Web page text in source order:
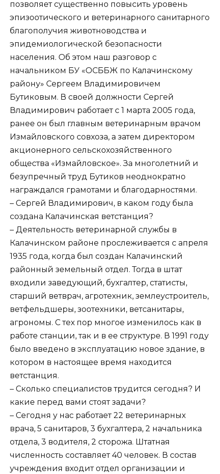
позволяет существенно повысить уровень
эпизоотического и ветеринарного санитарного
благополучия животноводства и
эпидемиологической безопасности
населения. Об этом наш разговор с
начальником БУ «ОСББЖ по Калачинскому
району» Сергеем Владимировичем
Бутиковым. В своей должности Сергей
Владимирович работает с 1 марта 2005 года,
ранее он был главным ветеринарным врачом
Измайловского совхоза, а затем директором
акционерного сельскохозяйственного
общества «Измайловское». За многолетний и
безупречный труд Бутиков неоднократно
награждался грамотами и благодарностями.
– Сергей Владимирович, в каком году была
создана Калачинская ветстанция?
– Деятельность ветеринарной службы в
Калачинском районе прослеживается с апреля
1935 года, когда был создан Калачинский
районный земельный отдел. Тогда в штат
входили заведующий, бухгалтер, статисты,
старший ветврач, агротехник, землеустроитель,
ветфельдшеры, зоотехники, ветсанитары,
агрономы. С тех пор многое изменилось как в
работе станции, так и в ее структуре. В 1991 году
было введено в эксплуатацию новое здание, в
котором в настоящее время находится
ветстанция.
– Сколько специалистов трудится сегодня? И
какие перед вами стоят задачи?
– Сегодня у нас работает 22 ветеринарных
врача, 5 санитаров, 3 бухгалтера, 2 начальника
отдела, 3 водителя, 2 сторожа. Штатная
численность составляет 40 человек. В состав
учреждения входит отдел организации и